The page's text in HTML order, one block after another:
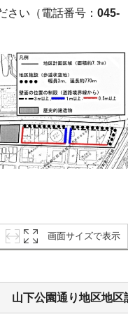
さい（電話番号： 045-
画面サイズで表示
山下公園通り地区地区